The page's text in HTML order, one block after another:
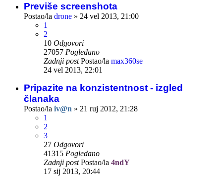
Previše screenshota
Postao/la drone » 24 vel 2013, 21:00
1
2
10 Odgovori
27057 Pogledano
Zadnji postPostao/la max360se
24 vel 2013, 22:01
Pripazite na konzistentnost - izgled
članaka
Postao/la iv@n » 21 ruj 2012, 21:28
1
2
3
27 Odgovori
41315 Pogledano
Zadnji postPostao/la 4ndY
17 sij 2013, 20:44